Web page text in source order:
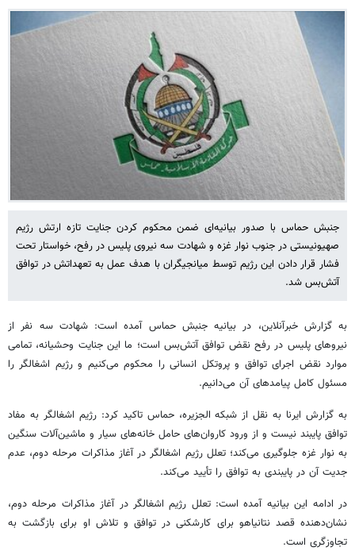
جنبش حماس با صدور بیانیه‌ای ضمن محکوم کردن جنایت تازه ارتش رژیم
صهیونیستی در جنوب نوار غزه و شهادت سه نیروی پلیس در رفح، خواستار تحت
فشار قرار دادن این رژیم توسط میانجیگران با هدف عمل به تعهداتش در توافق
آتش‌بس شد.
به گزارش خبرآنلاین، در بیانیه جنبش حماس آمده است: شهادت سه نفر از
نیروهای پلیس در رفح نقض توافق آتش‌بس است؛ ما این جنایت وحشیانه، تمامی
موارد نقض اجرای توافق و پروتکل انسانی را محکوم می‌کنیم و رژیم اشغالگر را
مسئول کامل پیامدهای آن می‌دانیم.
به گزارش ایرنا به نقل از شبکه الجزیره، حماس تاکید کرد: رژیم اشغالگر به مفاد
توافق پایبند نیست و از ورود کاروان‌های حامل خانه‌های سیار و ماشین‌آلات سنگین
به نوار غزه جلوگیری می‌کند؛ تعلل رژیم اشغالگر در آغاز مذاکرات مرحله دوم، عدم
جدیت آن در پایبندی به توافق را تأیید می‌کند.
در ادامه این بیانیه آمده است: تعلل رژیم اشغالگر در آغاز مذاکرات مرحله دوم،
نشان‌دهنده قصد نتانیاهو برای کارشکنی در توافق و تلاش او برای بازگشت به
تجاوزگری است.